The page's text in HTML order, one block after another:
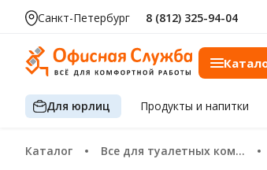
Санкт-Петербург 8 (812) 325-94-04
Для юрлиц Продуктыи напитки
Каталог Все для туалетных комнат